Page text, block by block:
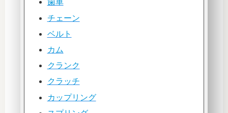
歯車
チェーン
ベルト
カム
クランク
クラッチ
カップリング